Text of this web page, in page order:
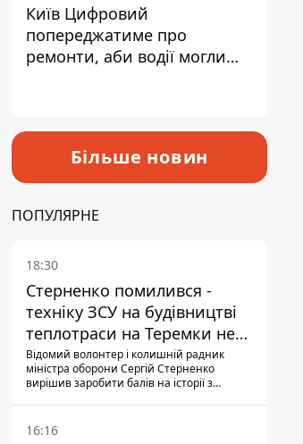
Київ Цифровий
попереджатиме про
ремонти, аби водії могли
Більше новин
ПОПУЛЯРНЕ
18:30
Стерненко помилився -
техніку ЗСУ на будівництві
теплотраси на Теремки не
задіяли
Відомий волонтер і колишній радник
міністра оборони Сергій Стерненко
вирішив заробити балів на історії з
ЗСУ", втім, це виявилося неправдою
16:16